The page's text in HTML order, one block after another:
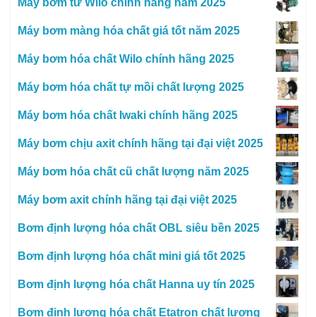
Máy bơm màng hóa chất giá tốt năm 2025
Máy bơm hóa chất Wilo chính hãng 2025
Máy bơm hóa chất tự mồi chất lượng 2025
Máy bơm hóa chất Iwaki chính hãng 2025
Máy bơm chịu axit chính hãng tại đại việt 2025
Máy bơm hóa chất cũ chất lượng năm 2025
Máy bơm axit chính hãng tại đại việt 2025
Bơm định lượng hóa chất OBL siêu bền 2025
Bơm định lượng hóa chất mini giá tốt 2025
Bơm định lượng hóa chất Hanna uy tín 2025
Bơm định lượng hóa chất Etatron chất lượng